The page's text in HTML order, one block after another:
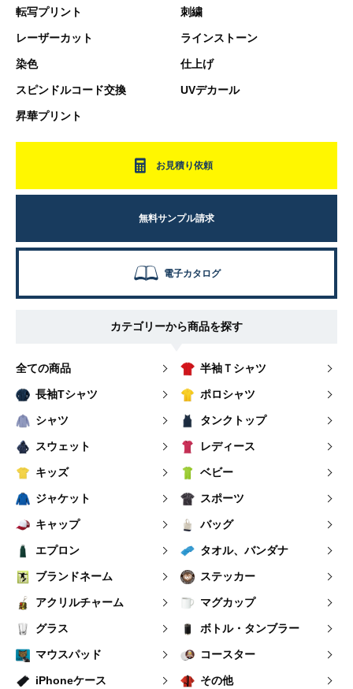
転写プリント 刺繍
レーザーカット ラインストーン
染色 仕上げ
スピンドルコード交換 UVデカール
昇華プリント
お見積り依頼
無料サンプル請求
電子カタログ
カテゴリーから商品を探す
全ての商品 半袖Ｔシャツ
長袖Tシャツ ポロシャツ
シャツ タンクトップ
スウェット レディース
キッズ ベビー
ジャケット スポーツ
キャップ バッグ
エプロン タオル、バンダナ
ブランドネーム ステッカー
アクリルチャーム マグカップ
グラス ボトル・タンブラー
マウスパッド コースター
iPhoneケース その他